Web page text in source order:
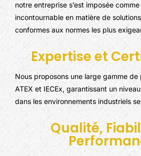
notre entreprise s’est imposée
incontournable en matière de
conformes aux normes les plus
Expertise et
Nous proposons une large gamme
ATEX et IECEx, garantissant un
dans les environnements industriels
Qualité,